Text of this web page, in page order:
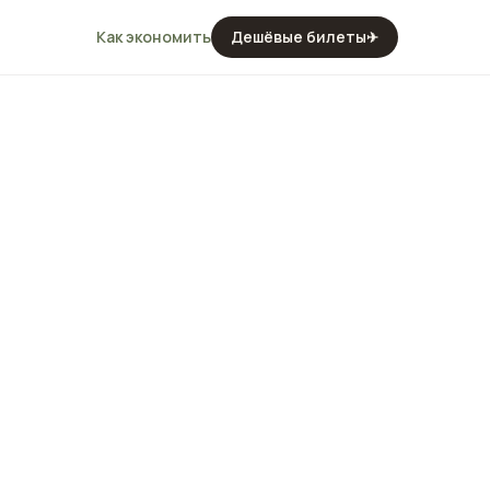
Как экономить Дешёвые билеты✈